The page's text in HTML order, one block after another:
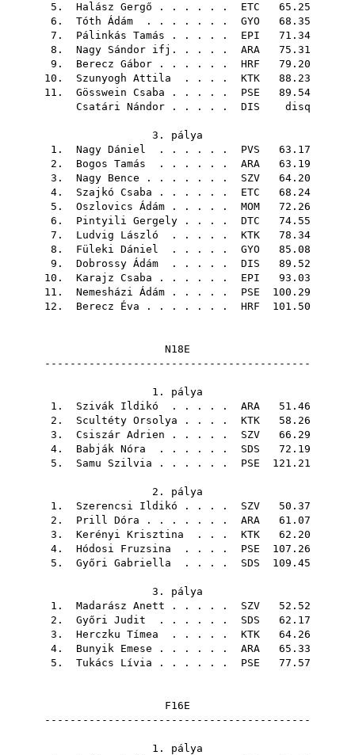
5. Halász Gergő . . . . . . ETC 65.25
6. Tóth Ádám . . . . . . . GYO 68.35
7. Pálinkás Tamás . . . . . EPI 71.34
8. Nagy Sándor ifj. . . . . ARA 75.31
9. Berecz Gábor . . . . . . HRF 79.20
10. Szunyogh Attila . . . . KTK 88.23
11. Gösswein Csaba . . . . . PSE 89.54
Csatári Nándor . . . . . DIS disq
3. pálya
1. Nagy Dániel . . . . . . PVS 63.17
2. Bogos Tamás . . . . . . ARA 63.19
3. Nagy Bence . . . . . . . SZV 64.20
4. Szajkó Csaba . . . . . . ETC 68.24
5. Oszlovics Ádám . . . . . MOM 72.26
6. Pintyili Gergely . . . . DTC 74.55
7. Ludvig László . . . . . KTK 78.34
8. Füleki Dániel . . . . . GYO 85.08
9. Dobrossy Ádám . . . . . DIS 89.52
10. Karajz Csaba . . . . . . EPI 93.03
11. Nemesházi Ádám . . . . . PSE 100.29
12. Berecz Éva . . . . . . . HRF 101.50
N18E
------------------------------------------
1. pálya
1. Szivák Ildikó . . . . . ARA 51.46
2. Scultéty Orsolya . . . . KTK 58.26
3. Csiszár Adrien . . . . . SZV 66.29
4. Babják Nóra . . . . . . SDS 72.19
5. Samu Szilvia . . . . . . PSE 121.21
2. pálya
1. Szerencsi Ildikó . . . . SZV 50.37
2. Prill Dóra . . . . . . . ARA 61.07
3. Kerényi Krisztina . . . KTK 62.20
4. Hódosi Fruzsina . . . . PSE 107.26
5. Győri Gabriella . . . . SDS 109.45
3. pálya
1. Madarász Anett . . . . . SZV 52.52
2. Győri Judit . . . . . . SDS 62.17
3. Herczku Tímea . . . . . KTK 64.26
4. Bunyik Emese . . . . . . ARA 65.33
5. Tukács Lívia . . . . . . PSE 77.57
F16E
------------------------------------------
1. pálya